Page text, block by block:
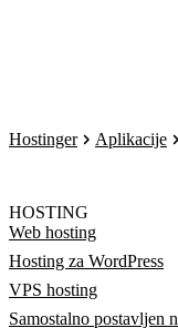
Hostinger Aplikacije
HOSTING
Web hosting
Hosting za WordPress
VPS hosting
Samostalno postavljen